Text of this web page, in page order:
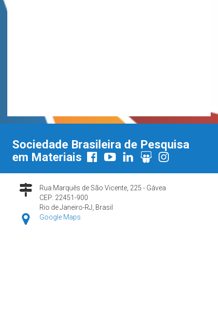
Sociedade Brasileira de Pesquisa
em Materiais
Rua Marquês de São Vicente, 225 - Gávea
CEP: 22451-900
Rio de Janeiro-RJ, Brasil
Google Maps